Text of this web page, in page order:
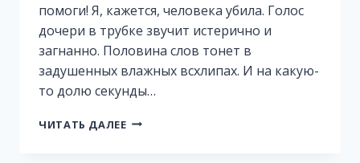
помоги! Я, кажется, человека убила. Голос
дочери в трубке звучит истерично и
загнанно. Половина слов тонет в
задушенных влажных всхлипах. И на какую-
то долю секунды…
ЧИТАТЬ ДАЛЕЕ ЧТО-